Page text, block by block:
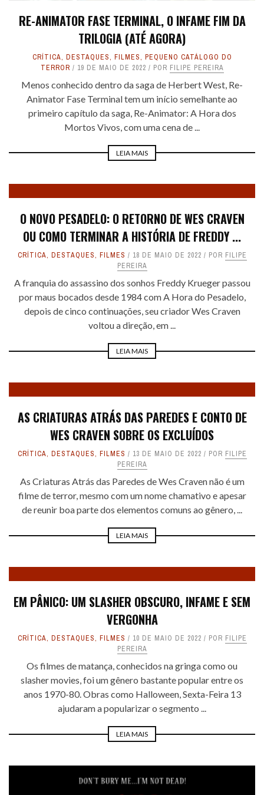
RE-ANIMATOR FASE TERMINAL, O INFAME FIM DA
TRILOGIA (ATÉ AGORA)
CRÍTICA, DESTAQUES, FILMES, PEQUENO CATÁLOGO DO
TERROR
19 DE MAIO DE 2022 POR FILIPE PEREIRA
Menos conhecido dentro da saga de Herbert West, Re-
Animator Fase Terminal tem um início semelhante ao
primeiro capítulo da saga, Re-Animator: A Hora dos
Mortos Vivos, com uma cena de ...
LEIA MAIS
O NOVO PESADELO: O RETORNO DE WES CRAVEN
OU COMO TERMINAR A HISTÓRIA DE FREDDY ...
CRÍTICA, DESTAQUES, FILMES 18 DE MAIO DE 2022 POR FILIPE
PEREIRA
A franquia do assassino dos sonhos Freddy Krueger passou
por maus bocados desde 1984 com A Hora do Pesadelo,
depois de cinco continuações, seu criador Wes Craven
voltou a direção, em ...
LEIA MAIS
AS CRIATURAS ATRÁS DAS PAREDES E CONTO DE
WES CRAVEN SOBRE OS EXCLUÍDOS
CRÍTICA, DESTAQUES, FILMES 13 DE MAIO DE 2022 POR FILIPE
PEREIRA
As Criaturas Atrás das Paredes de Wes Craven não é um
filme de terror, mesmo com um nome chamativo e apesar
de reunir boa parte dos elementos comuns ao gênero, ...
LEIA MAIS
EM PÂNICO: UM SLASHER OBSCURO, INFAME E SEM
VERGONHA
CRÍTICA, DESTAQUES, FILMES 10 DE MAIO DE 2022 POR FILIPE
PEREIRA
Os filmes de matança, conhecidos na gringa como ou
slasher movies, foi um gênero bastante popular entre os
anos 1970-80. Obras como Halloween, Sexta-Feira 13
ajudaram a popularizar o segmento ...
LEIA MAIS